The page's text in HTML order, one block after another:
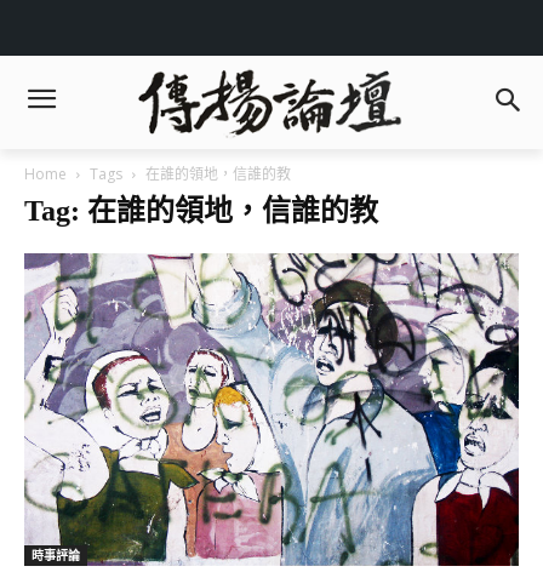
Home Tags 在誰的領地，信誰的教
Tag: 在誰的領地，信誰的教
時事評論